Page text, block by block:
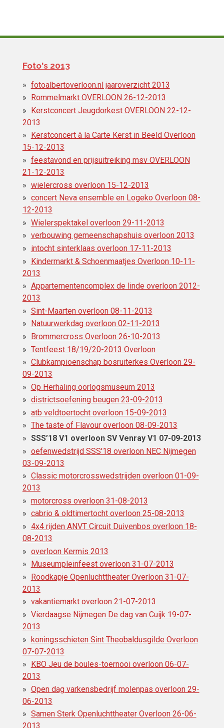
Foto's 2013
fotoalbertoverloon.nl jaaroverzicht 2013
Rommelmarkt OVERLOON 26-12-2013
Kerstconcert Jeugdorkest OVERLOON 22-12-
2013
Kerstconcert à la Carte Kerst in Beeld Overloon
15-12-2013
feestavond en prijsuitreiking msv OVERLOON
21-12-2013
wielercross overloon 15-12-2013
concert Neva ensemble en Logeko Overloon 08-
12-2013
Wielerspektakel overloon 29-11-2013
verbouwing gemeenschapshuis overloon 2013
intocht sinterklaas overloon 17-11-2013
Kindermarkt & Schoenmaatjes Overloon 10-11-
2013
Appartementencomplex de linde overloon 2012-
2013
Sint-Maarten overloon 08-11-2013
Natuurwerkdag overloon 02-11-2013
Brommercross Overloon 26-10-2013
Tentfeest 18/19/20-2013 Overloon
Clubkampioenschap bosruiterkes Overloon 29-
09-2013
Op Herhaling oorlogsmuseum 2013
districtsoefening beugen 23-09-2013
atb veldtoertocht overloon 15-09-2013
The taste of Flavour overloon 08-09-2013
SSS’18 V1 overloon SV Venray V1 07-09-2013
oefenwedstrijd SSS'18 overloon NEC Nijmegen
03-09-2013
Classic motorcrosswedstrijden overloon 01-09-
2013
motorcross overloon 31-08-2013
cabrio & oldtimertocht overloon 25-08-2013
4x4 rijden ANVT Circuit Duivenbos overloon 18-
08-2013
overloon Kermis 2013
Museumpleinfeest overloon 31-07-2013
Roodkapje Openluchttheater Overloon 31-07-
2013
vakantiemarkt overloon 21-07-2013
Vierdaagse Nijmegen De dag van Cuijk 19-07-
2013
koningsschieten Sint Theobaldusgilde Overloon
07-07-2013
KBO Jeu de boules-toernooi overloon 06-07-
2013
Open dag varkensbedrijf molenpas overloon 29-
06-2013
Samen Sterk Openluchttheater Overloon 26-06-
2013